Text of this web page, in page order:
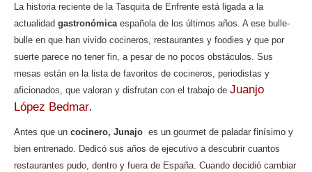
at
s
A
p
p
e
b
o
o
k
itt
er
m
p
ar
ti
La historia reciente de la Tasquita de Enfrente está ligada a la
actualidad gastronómica española de los últimos años. A ese bulle-
bulle en que han vivido cocineros, restaurantes y foodies y que por
suerte parece no tener fin, a pesar de no pocos obstáculos. Sus
mesas están en la lista de favoritos de cocineros, periodistas y
aficionados, que valoran y disfrutan con el trabajo de Juanjo
López Bedmar.
Antes que un cocinero, Junajo es un gourmet de paladar finísimo y
bien entrenado. Dedicó sus años de ejecutivo a descubrir cuantos
restaurantes pudo, dentro y fuera de España. Cuando decidió cambiar